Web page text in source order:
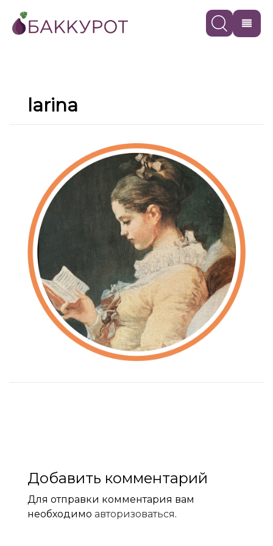
larina
Добавить комментарий
Для отправки комментария вам
необходимо авторизоваться.